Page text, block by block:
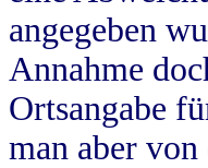
angegeben
Annahme
Ortsangabe
man aber